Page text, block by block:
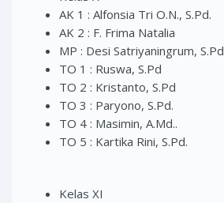
AK 1 : Alfonsia Tri O.N., S.Pd.
AK 2 : F. Frima Natalia
MP : Desi Satriyaningrum, S.Pd
TO 1 : Ruswa, S.Pd
TO 2 : Kristanto, S.Pd
TO 3 : Paryono, S.Pd.
TO 4 : Masimin, A.Md..
TO 5 : Kartika Rini, S.Pd.
Kelas XI